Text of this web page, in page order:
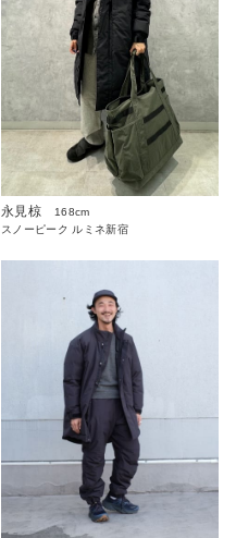
永見椋
168cm
スノーピーク ルミネ新宿